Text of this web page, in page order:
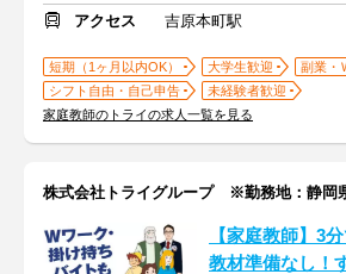
アクセス
吉原本町駅
短期（1ヶ月以内OK） 大学生歓迎
副業・
シフト自由・自己申告
未経験者歓迎
家庭教師のトライの求人一覧を見る
株式会社トライグループ ※勤務地：静岡
【家庭教師】3
教材準備なし！